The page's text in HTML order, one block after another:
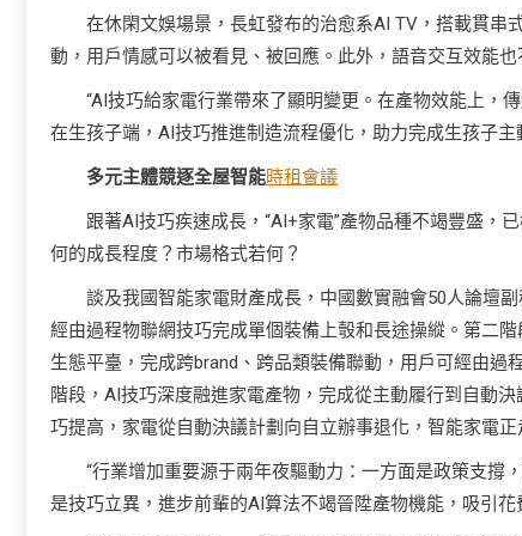
在休閑文娛場景，長虹發布的治愈系AI TV，搭載貫串
動，用戶情感可以被看見、被回應。此外，語音交互效能
“AI技巧給家電行業帶來了顯明變更。在產物效能上，
在生孩子端，AI技巧推進制造流程優化，助力完成生孩子
多元主體競逐全屋智能時租會議
跟著AI技巧疾速成長，“AI+家電”產物品種不竭豐盛，
何的成長程度？市場格式若何？
談及我國智能家電財產成長，中國數實融會50人論壇
經由過程物聯網技巧完成單個裝備上彀和長途操縱。第二
生態平臺，完成跨brand、跨品類裝備聯動，用戶可經由過
階段，AI技巧深度融進家電產物，完成從主動履行到自動
巧提高，家電從自動決議計劃向自立辦事退化，智能家電正
“行業增加重要源于兩年夜驅動力：一方面是政策支撐
是技巧立異，進步前輩的AI算法不竭晉陞產物機能，吸引花